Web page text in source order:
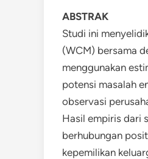
ABSTRAK
Studi ini
(WCM) bersama
menggunakan
potensi masalah
observasi
Hasil empiris dari
berhubungan
kepemilikan